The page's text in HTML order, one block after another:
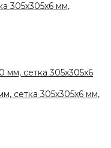
305х305x6 мм,
сетка 305х305x6 мм,